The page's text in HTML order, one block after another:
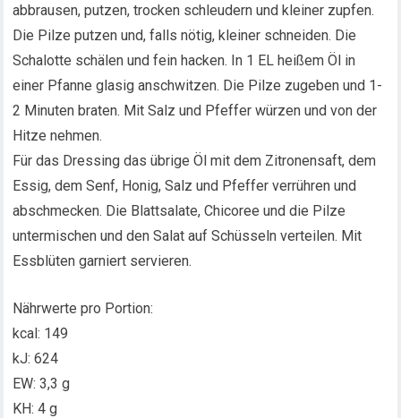
abbrausen, putzen, trocken schleudern und kleiner zupfen.
Die Pilze putzen und, falls nötig, kleiner schneiden. Die
Schalotte schälen und fein hacken. In 1 EL heißem Öl in
einer Pfanne glasig anschwitzen. Die Pilze zugeben und 1-
2 Minuten braten. Mit Salz und Pfeffer würzen und von der
Hitze nehmen.
Für das Dressing das übrige Öl mit dem Zitronensaft, dem
Essig, dem Senf, Honig, Salz und Pfeffer verrühren und
abschmecken. Die Blattsalate, Chicoree und die Pilze
untermischen und den Salat auf Schüsseln verteilen. Mit
Essblüten garniert servieren.
Nährwerte pro Portion:
kcal: 149
kJ: 624
EW: 3,3 g
KH: 4 g